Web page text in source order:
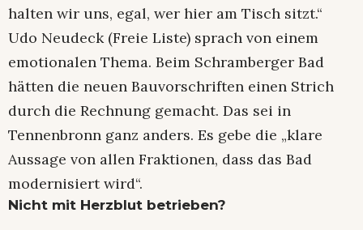
halten wir uns, egal, wer hier am Tisch sitzt.“
Udo Neudeck (Freie Liste) sprach von einem
emotionalen Thema. Beim Schramberger Bad
hätten die neuen Bauvorschriften einen Strich
durch die Rechnung gemacht. Das sei in
Tennenbronn ganz anders. Es gebe die „klare
Aussage von allen Fraktionen, dass das Bad
modernisiert wird“.
Nicht mit Herzblut betrieben?